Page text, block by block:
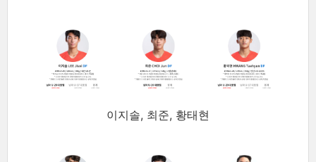
이지솔, 최준, 황태현